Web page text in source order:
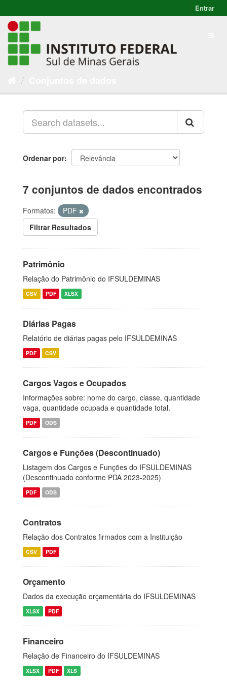
Entrar
Ordenar por
7 conjuntos de dados encontrados
Formatos:
PDF
Filtrar Resultados
Patrimônio
Relação do Patrimônio do IFSULDEMINAS
CSV PDF XLSX
Diárias Pagas
Relatório de diárias pagas pelo IFSULDEMINAS
PDF CSV
Cargos Vagos e Ocupados
Informações sobre: nome do cargo, classe, quantidade
vaga, quantidade ocupada e quantidade total.
PDF ODS
Cargos e Funções (Descontinuado)
Listagem dos Cargos e Funções do IFSULDEMINAS
(Descontinuado conforme PDA 2023-2025)
PDF ODS
Contratos
Relação dos Contratos firmados com a Instituição
CSV PDF
Orçamento
Dados da execução orçamentária do IFSULDEMINAS
XLSX PDF
Financeiro
Relação de Financeiro do IFSULDEMINAS
XLSX PDF XLS